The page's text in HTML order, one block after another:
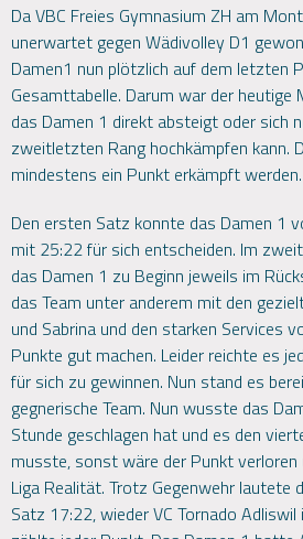
Da VBC Freies Gymnasium ZH am
unerwartet gegen Wädivolley D1
Damen1 nun plötzlich auf dem letzten
Gesamttabelle. Darum war der heutige
das Damen 1 direkt absteigt oder sich
zweitletzten Rang hochkämpfen kann.
mindestens ein Punkt erkämpft werden.
Den ersten Satz konnte das Damen 1
mit 25:22 für sich entscheiden. Im
das Damen 1 zu Beginn jeweils im
das Team unter anderem mit den
und Sabrina und den starken Services
Punkte gut machen. Leider reichte es
für sich zu gewinnen. Nun stand es
gegnerische Team. Nun wusste das
Stunde geschlagen hat und es den
musste, sonst wäre der Punkt verloren
Liga Realität. Trotz Gegenwehr lautete
Satz 17:22, wieder VC Tornado Adliswil